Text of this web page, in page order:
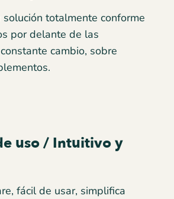
solución totalmente conforme
por delante de las
cambio, sobre
uso / Intuitivo y
fácil de usar, simplifica